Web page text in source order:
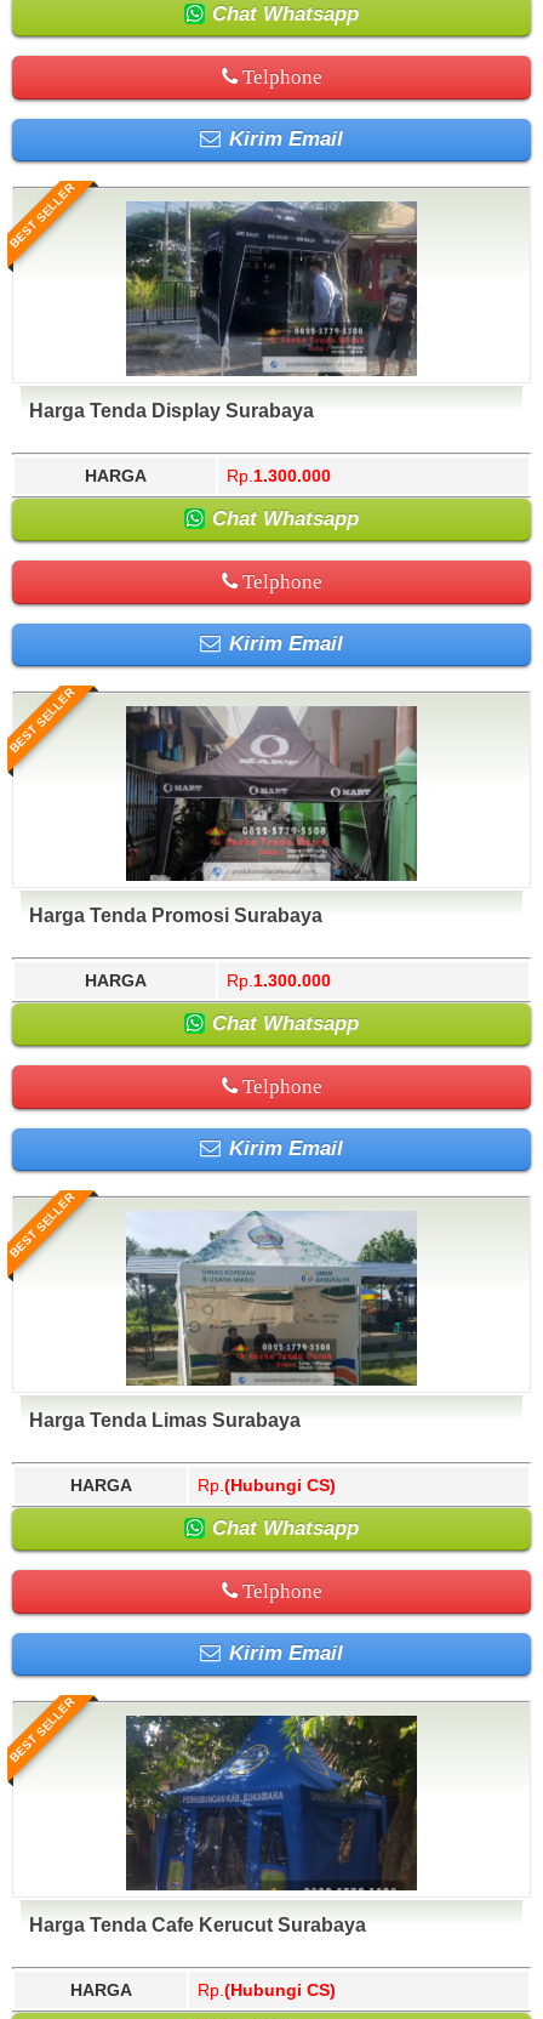
Chat Whatsapp
Telphone
Kirim Email
BEST SELLER
Harga Tenda Display Surabaya
HARGA Rp. 1.300.000
Chat Whatsapp
Telphone
Kirim Email
BEST SELLER
Harga Tenda Promosi Surabaya
HARGA Rp. 1.300.000
Chat Whatsapp
Telphone
Kirim Email
BEST SELLER
Harga Tenda Limas Surabaya
HARGA Rp. (Hubungi CS)
Chat Whatsapp
Telphone
Kirim Email
BEST SELLER
Harga Tenda Cafe Kerucut Surabaya
HARGA Rp. (Hubungi CS)